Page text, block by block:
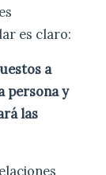
es claro:
a
persona y
las